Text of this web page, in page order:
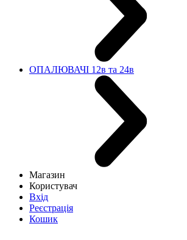
ОПАЛЮВАЧІ 12в та 24в
Магазин
Користувач
Вхід
Реєстрація
Кошик